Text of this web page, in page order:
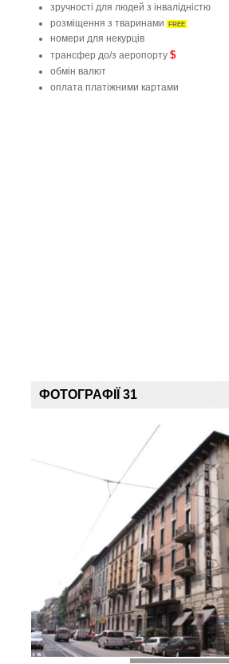
зручності для людей з інвалідністю
розміщення з тваринами FREE
номери для некурців
трансфер до/з аеропорту $
обмін валют
оплата платіжними картами
ФОТОГРАФІЇ 31